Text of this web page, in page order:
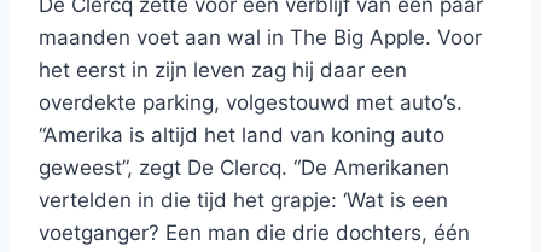
De Clercq zette voor een verblijf van een paar
maanden voet aan wal in The Big Apple. Voor
het eerst in zijn leven zag hij daar een
overdekte parking, volgestouwd met auto’s.
“Amerika is altijd het land van koning auto
geweest”, zegt De Clercq. “De Amerikanen
vertelden in die tijd het grapje: ‘Wat is een
voetganger? Een man die drie dochters, één